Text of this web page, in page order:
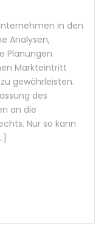
in den
Analysen,
Planungen
Markteintritt
gewährleisten.
des
an die
Nur so kann